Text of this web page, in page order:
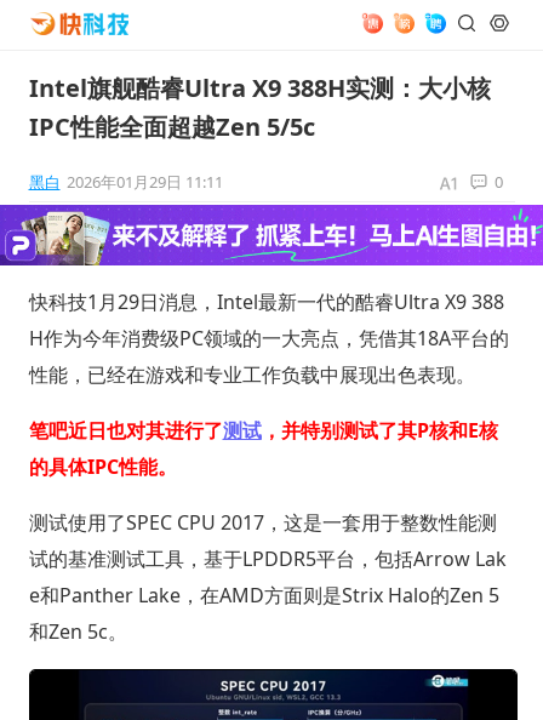
Intel旗舰酷睿Ultra X9 388H实测：大小核
IPC性能全面超越Zen 5/5c
黑白 2026年01月29日 11:11 0
快科技1月29日消息，Intel最新一代的酷睿Ultra X9 388
H作为今年消费级PC领域的一大亮点，凭借其18A平台的
性能，已经在游戏和专业工作负载中展现出色表现。
笔吧近日也对其进行了测试，并特别测试了其P核和E核
的具体IPC性能。
测试使用了SPEC CPU 2017，这是一套用于整数性能测
试的基准测试工具，基于LPDDR5平台，包括Arrow Lak
e和Panther Lake，在AMD方面则是Strix Halo的Zen 5
和Zen 5c。